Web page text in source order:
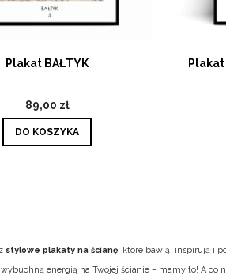
Plakat BAŁTYK
89,00 zł
DO KOSZYKA
Plakat
stylowe plakaty na ścianę , które bawią, inspirują i
energią na Twojej ścianie – mamy to! A co